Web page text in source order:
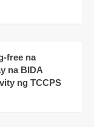
free na
na BIDA
ng TCCPS